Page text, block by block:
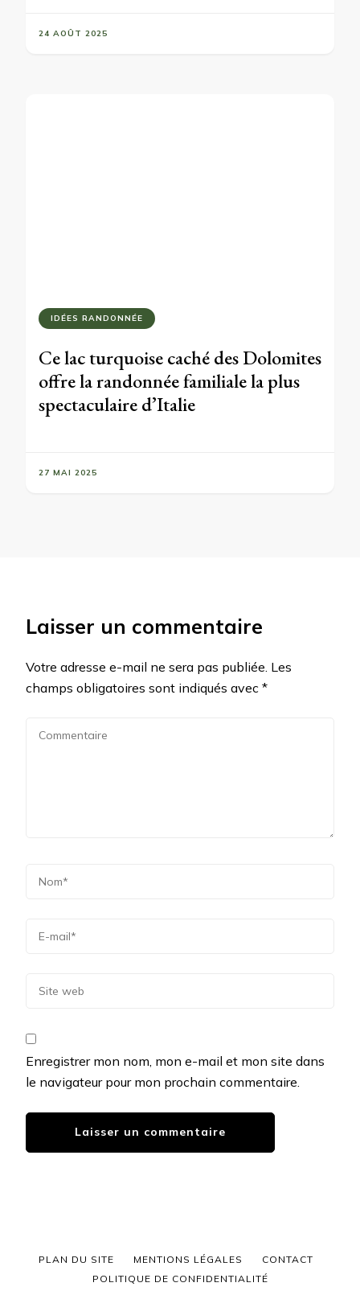
24 AOÛT 2025
IDÉES RANDONNÉE
Ce lac turquoise caché des Dolomites
offre la randonnée familiale la plus
spectaculaire d’Italie
27 MAI 2025
Laisser un commentaire
Votre adresse e-mail ne sera pas publiée. Les
champs obligatoires sont indiqués avec *
Enregistrer mon nom, mon e-mail et mon site dans
le navigateur pour mon prochain commentaire.
PLAN DU SITE MENTIONS LÉGALES
CONTACT
POLITIQUE DE CONFIDENTIALITÉ